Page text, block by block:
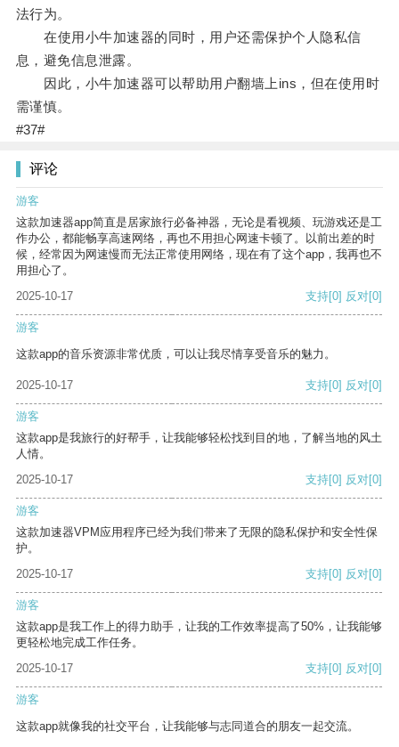
法行为。
在使用小牛加速器的同时，用户还需保护个人隐私信
息，避免信息泄露。
因此，小牛加速器可以帮助用户翻墙上ins，但在使用时
需谨慎。
#37#
评论
游客
这款加速器app简直是居家旅行必备神器，无论是看视频、玩游戏还是工
作办公，都能畅享高速网络，再也不用担心网速卡顿了。以前出差的时
候，经常因为网速慢而无法正常使用网络，现在有了这个app，我再也不
用担心了。
2025-10-17
支持[0] 反对[0]
游客
这款app的音乐资源非常优质，可以让我尽情享受音乐的魅力。
2025-10-17 支持[0] 反对[0]
游客
这款app是我旅行的好帮手，让我能够轻松找到目的地，了解当地的风土
人情。
2025-10-17
支持[0] 反对[0]
游客
这款加速器VPM应用程序已经为我们带来了无限的隐私保护和安全性保
护。
2025-10-17
支持[0] 反对[0]
游客
这款app是我工作上的得力助手，让我的工作效率提高了50%，让我能够
更轻松地完成工作任务。
2025-10-17
支持[0] 反对[0]
游客
这款app就像我的社交平台，让我能够与志同道合的朋友一起交流。